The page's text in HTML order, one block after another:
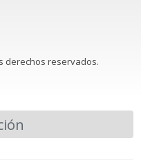
derechos reservados.